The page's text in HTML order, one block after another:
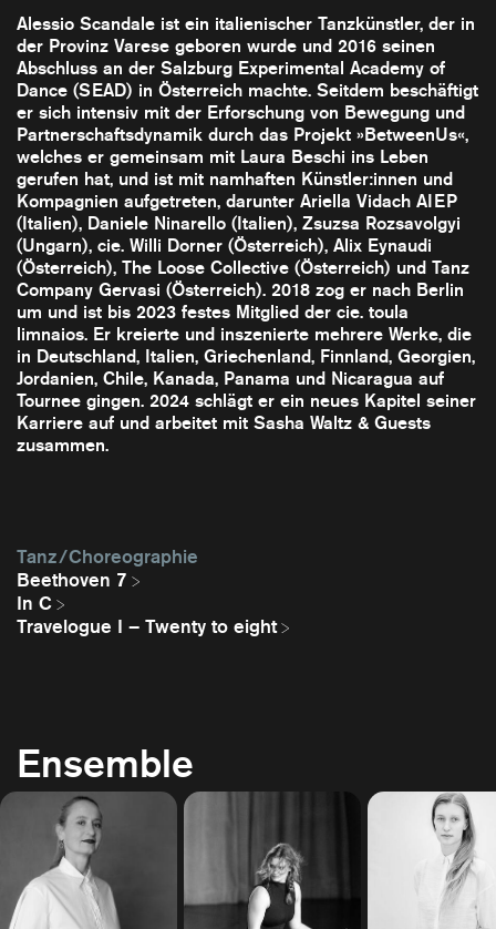
Alessio Scandale ist ein italienischer Tanzkünstler, der in
der Provinz Varese geboren wurde und 2016 seinen
Abschluss an der Salzburg Experimental Academy of
Dance (SEAD) in Österreich machte. Seitdem beschäftigt
er sich intensiv mit der Erforschung von Bewegung und
Partnerschaftsdynamik durch das Projekt »BetweenUs«,
welches er gemeinsam mit Laura Beschi ins Leben
gerufen hat, und ist mit namhaften Künstler:innen und
Kompagnien aufgetreten, darunter Ariella Vidach AIEP
(Italien), Daniele Ninarello (Italien), Zsuzsa Rozsavolgyi
(Ungarn), cie. Willi Dorner (Österreich), Alix Eynaudi
(Österreich), The Loose Collective (Österreich) und Tanz
Company Gervasi (Österreich). 2018 zog er nach Berlin
um und ist bis 2023 festes Mitglied der cie. toula
limnaios. Er kreierte und inszenierte mehrere Werke, die
in Deutschland, Italien, Griechenland, Finnland, Georgien,
Jordanien, Chile, Kanada, Panama und Nicaragua auf
Tournee gingen. 2024 schlägt er ein neues Kapitel seiner
Karriere auf und arbeitet mit Sasha Waltz & Guests
zusammen.
Tanz / Choreographie
Beethoven 7
In C
Travelogue I – Twenty to eight
Ensemble